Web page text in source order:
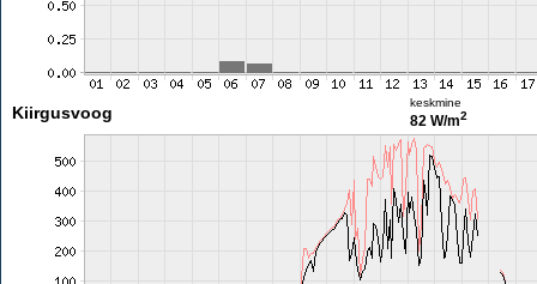
Kiirgusvoog
keskmine
82 W/m2